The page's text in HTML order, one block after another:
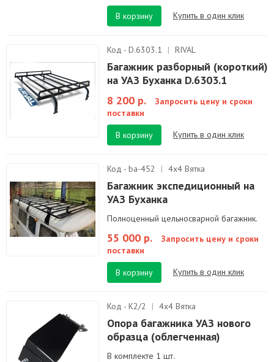
В корзину
Купить в один клик
Код - D.6303.1 | RIVAL
Багажник разборный (короткий)
на УАЗ Буханка D.6303.1
8 200 р.
Запросить цену и сроки
поставки
В корзину
Купить в один клик
Код - ba-452 | 4х4 Вятка
Багажник экспедиционный на
УАЗ Буханка
Полноценный цельносварной багажник.
55 000 р.
Запросить цену и сроки
поставки
В корзину
Купить в один клик
Код - К2/2 | 4х4 Вятка
Опора багажника УАЗ нового
образца (облегченная)
В комплекте 1 шт.